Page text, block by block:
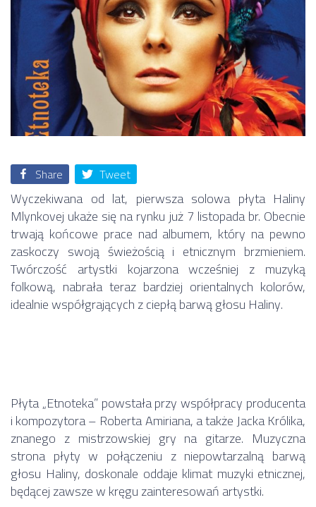
Share Tweet
Wyczekiwana od lat, pierwsza solowa płyta Haliny
Mlynkovej ukaże się na rynku już 7 listopada br. Obecnie
trwają końcowe prace nad albumem, który na pewno
zaskoczy swoją świeżością i etnicznym brzmieniem.
Twórczość artystki kojarzona wcześniej z muzyką
folkową, nabrała teraz bardziej orientalnych kolorów,
idealnie współgrających z ciepłą barwą głosu Haliny.
Płyta „Etnoteka” powstała przy współpracy producenta
i kompozytora – Roberta Amiriana, a także Jacka Królika,
znanego z mistrzowskiej gry na gitarze. Muzyczna
strona płyty w połączeniu z niepowtarzalną barwą
głosu Haliny, doskonale oddaje klimat muzyki etnicznej,
będącej zawsze w kręgu zainteresowań artystki.